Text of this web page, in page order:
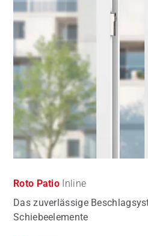
Roto Patio Inline
Das zuverlässige
Schiebeelemente